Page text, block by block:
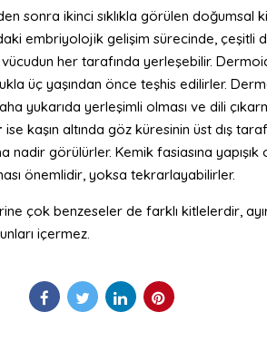
sonra ikinci sıklıkla görülen doğumsal
embriyolojik gelişim sürecinde, çeşitli
her tarafında yerleşebilir.
üç yaşından önce teşhis edilirler.
yukarıda yerleşimli olması ve dili
ise kaşın altında göz küresinin üst dış
görülürler. Kemik fasiasına
önemlidir, yoksa tekrarlayabilirler.
çok benzeseler de farklı kitlelerdir,
içermez.